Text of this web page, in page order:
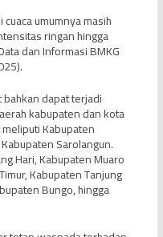
umumnya masih
ringan hingga
dan Informasi BMKG
dapat terjadi
kabupaten dan kota
Kabupaten
Sarolangun.
Hari, Kabupaten Muaro
Kabupaten Tanjung
Bungo, hingga